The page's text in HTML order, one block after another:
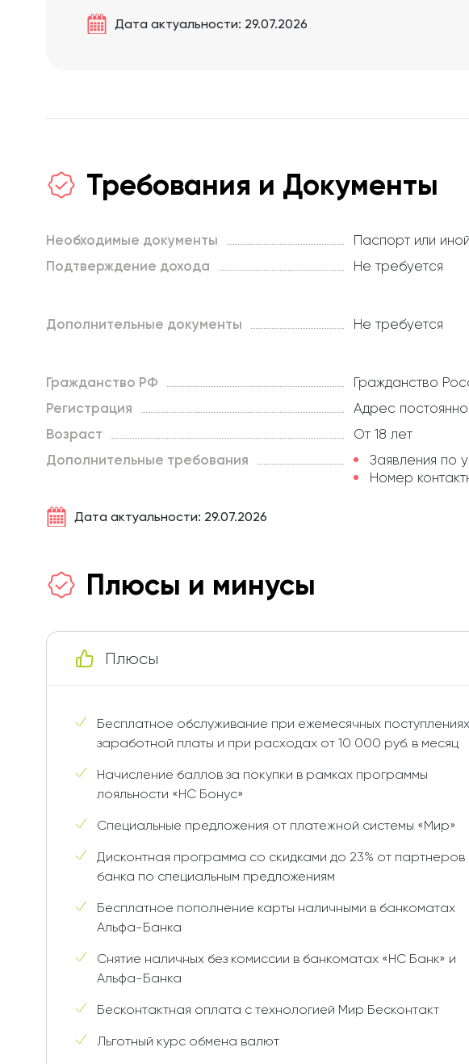
Дата актуальности: 29.07.2026
Требования и Документы
Необходимые документы
Паспорт или
Подтверждение дохода
Не требуется
Дополнительные документы Не требуется
Гражданство РФ
Гражданство
Регистрация
Адрес
Возраст
От 18 лет
Дополнительные требования
Заявления по
Номер
Дата актуальности: 29.07.2026
Плюсы и минусы
Плюсы
Бесплатное обслуживание при ежемесячных поступлениях
заработной платы и при расходах от 10 000 руб. в месяц
Начисление баллов за покупки в рамках программы
лояльности «НС Бонус»
Специальные предложения от платежной системы «Мир»
Дисконтная программа со скидками до 23% от партнеров
банка по специальным предложениям
Бесплатное пополнение карты наличными в банкоматах
Альфа-Банка
Снятие наличных без комиссии в банкоматах «НС Банк» и
Альфа-Банка
Бесконтактная оплата с технологией Мир Бесконтакт
Льготный курс обмена валют